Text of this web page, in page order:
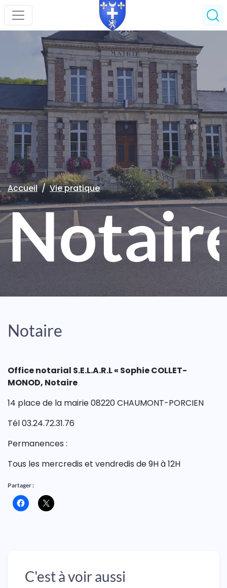
Accueil Vie pratique
Notaire
Office notarial S.E.L.A.R.L « Sophie COLLET-
MONOD, Notaire
14 place de la mairie 08220 CHAUMONT-PORCIEN
Tél 03.24.72.31.76
Permanences :
Tous les mercredis et vendredis de 9H à 12H
Partager :
C'est à voir aussi